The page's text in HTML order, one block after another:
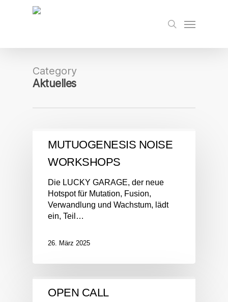
search
Menu
Category
Aktuelles
MUTUOGENESIS NOISE
WORKSHOPS
Die LUCKY GARAGE, der neue
Hotspot für Mutation, Fusion,
Verwandlung und Wachstum, lädt
ein, Teil…
26. März 2025
OPEN CALL